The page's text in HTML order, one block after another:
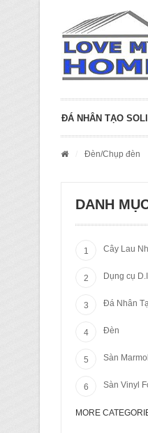
ĐÁ NHÂN TẠO
Đèn/Chụp đèn
DANH
Cây Lau
Dụng cụ
Đá Nhân
Đèn
Sàn
Sàn Vinyl
MORE